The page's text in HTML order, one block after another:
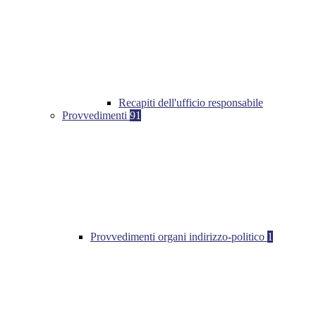
Recapiti dell'ufficio responsabile
Provvedimenti 91
Provvedimenti organi indirizzo-politico 1